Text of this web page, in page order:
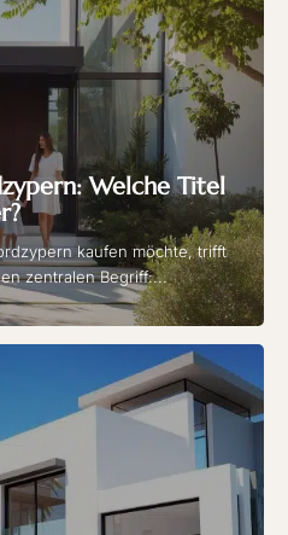
Welche Titel
kaufen möchte, trifft
zentralen Begriff:...